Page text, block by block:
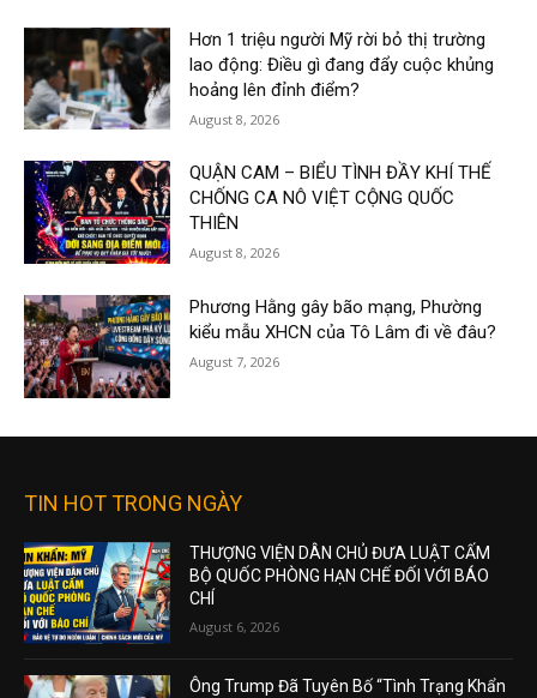
Hơn 1 triệu người Mỹ rời bỏ thị trường
lao động: Điều gì đang đẩy cuộc khủng
hoảng lên đỉnh điểm?
August 8, 2026
QUẬN CAM – BIỂU TÌNH ĐẦY KHÍ THẾ
CHỐNG CA NÔ VIỆT CỘNG QUỐC
THIÊN
August 8, 2026
Phương Hằng gây bão mạng, Phường
kiểu mẫu XHCN của Tô Lâm đi về đâu?
August 7, 2026
TIN HOT TRONG NGÀY
THƯỢNG VIỆN DÂN CHỦ ĐƯA LUẬT CẤM
BỘ QUỐC PHÒNG HẠN CHẾ ĐỐI VỚI BÁO
CHÍ
August 6, 2026
Ông Trump Đã Tuyên Bố “Tình Trạng Khẩn